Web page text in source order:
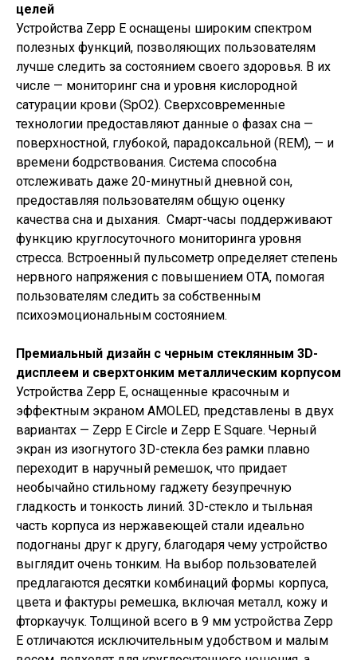
целей
Устройства Zepp E оснащены широким спектром
полезных функций, позволяющих пользователям
лучше следить за состоянием своего здоровья. В их
числе — мониторинг сна и уровня кислородной
сатурации крови (SpO2). Сверхсовременные
технологии предоставляют данные о фазах сна —
поверхностной, глубокой, парадоксальной (REM), — и
времени бодрствования. Система способна
отслеживать даже 20-минутный дневной сон,
предоставляя пользователям общую оценку
качества сна и дыхания. Смарт-часы поддерживают
функцию круглосуточного мониторинга уровня
стресса. Встроенный пульсометр определяет степень
нервного напряжения с повышением ОТА, помогая
пользователям следить за собственным
психоэмоциональным состоянием.
Премиальный дизайн с черным стеклянным 3D-
дисплеем и сверхтонким металлическим корпусом
Устройства Zepp E, оснащенные красочным и
эффектным экраном AMOLED, представлены в двух
вариантах — Zepp E Circle и Zepp E Square. Черный
экран из изогнутого 3D-стекла без рамки плавно
переходит в наручный ремешок, что придает
необычайно стильному гаджету безупречную
гладкость и тонкость линий. 3D-стекло и тыльная
часть корпуса из нержавеющей стали идеально
подогнаны друг к другу, благодаря чему устройство
выглядит очень тонким. На выбор пользователей
предлагаются десятки комбинаций формы корпуса,
цвета и фактуры ремешка, включая металл, кожу и
фторкаучук. Толщиной всего в 9 мм устройства Zepp
E отличаются исключительным удобством и малым